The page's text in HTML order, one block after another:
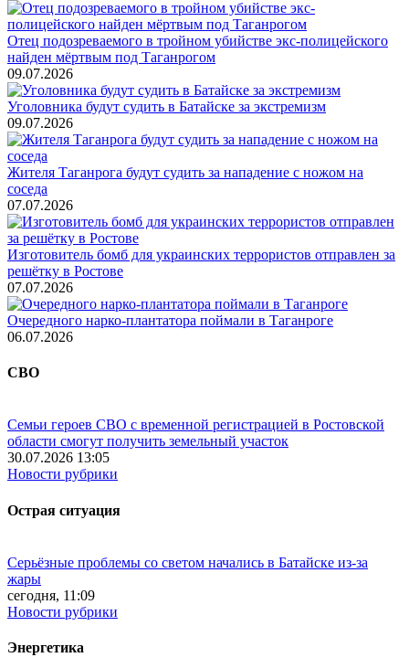
Отец подозреваемого в тройном убийстве экс-полицейского
найден мёртвым под Таганрогом
09.07.2026
Уголовника будут судить в Батайске за экстремизм
09.07.2026
Жителя Таганрога будут судить за нападение с ножом на
соседа
07.07.2026
Изготовитель бомб для украинских террористов отправлен за
решётку в Ростове
07.07.2026
Очередного нарко-плантатора поймали в Таганроге
06.07.2026
СВО
Семьи героев СВО с временной регистрацией в Ростовской
области смогут получить земельный участок
30.07.2026 13:05
Новости рубрики
Острая ситуация
Серьёзные проблемы со светом начались в Батайске из-за
жары
сегодня, 11:09
Новости рубрики
Энергетика